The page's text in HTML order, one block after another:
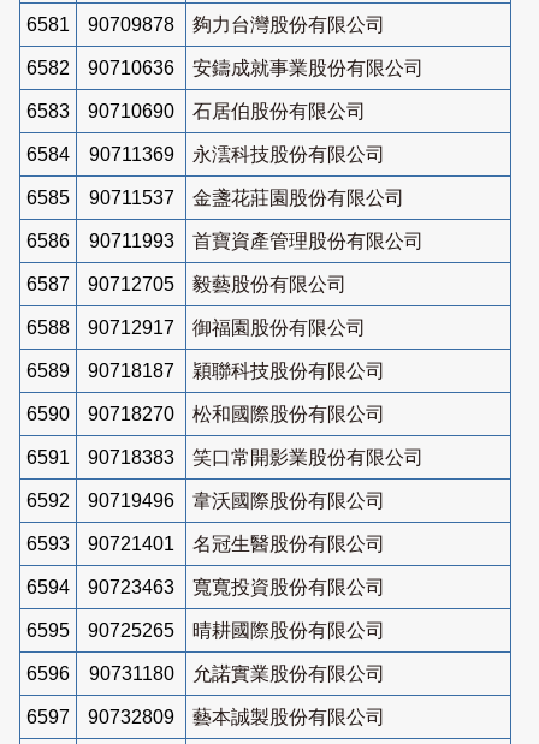
6581 90709878 夠力台灣股份有限公司
6582 90710636 安鑄成就事業股份有限公司
6583 90710690 石居伯股份有限公司
6584 90711369 永澐科技股份有限公司
6585 90711537 金盞花莊園股份有限公司
6586 90711993 首寶資產管理股份有限公司
6587 90712705 毅藝股份有限公司
6588 90712917 御福園股份有限公司
6589 90718187 穎聯科技股份有限公司
6590 90718270 松和國際股份有限公司
6591 90718383 笑口常開影業股份有限公司
6592 90719496 韋沃國際股份有限公司
6593 90721401 名冠生醫股份有限公司
6594 90723463 寬寬投資股份有限公司
6595 90725265 晴耕國際股份有限公司
6596 90731180 允諾實業股份有限公司
6597 90732809 藝本誠製股份有限公司